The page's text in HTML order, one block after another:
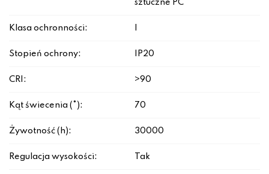
sztuczne PC
Klasa ochronności:
Stopień ochrony: IP20
CRI: >90
Kąt świecenia (°): 70
Żywotność (h): 30000
Regulacja wysokości: Tak